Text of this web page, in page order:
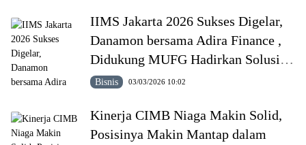
IIMS Jakarta 2026 Sukses Digelar,
Danamon bersama Adira Finance ,
Didukung MUFG Hadirkan Solusi
Finansial Holistik bagi Industri
Bisnis 03/03/2026 10:02
Kinerja CIMB Niaga Makin Solid,
Posisinya Makin Mantap dalam